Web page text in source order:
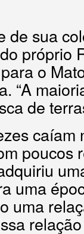
de sua
próprio
o
“A
de
caíam
poucos
uma
uma